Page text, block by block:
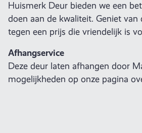
Huismerk Deur bieden we een
doen aan de kwaliteit. Geniet
tegen een prijs die vriendelijk is
Afhangservice
Deze deur laten afhangen door
mogelijkheden op onze pagina